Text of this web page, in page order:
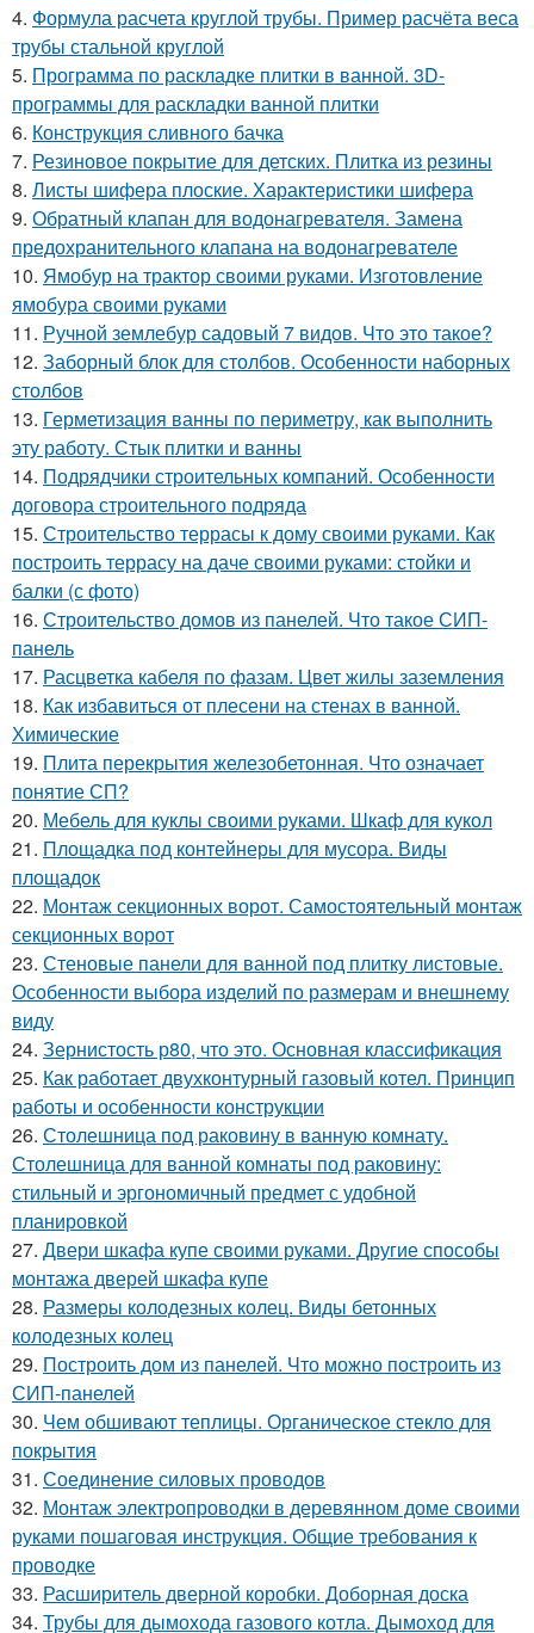
4. Формула расчета круглой трубы. Пример расчёта веса
трубы стальной круглой
5. Программа по раскладке плитки в ванной. 3D-
программы для раскладки ванной плитки
6. Конструкция сливного бачка
7. Резиновое покрытие для детских. Плитка из резины
8. Листы шифера плоские. Характеристики шифера
9. Обратный клапан для водонагревателя. Замена
предохранительного клапана на водонагревателе
10. Ямобур на трактор своими руками. Изготовление
ямобура своими руками
11. Ручной землебур садовый 7 видов. Что это такое?
12. Заборный блок для столбов. Особенности наборных
столбов
13. Герметизация ванны по периметру, как выполнить
эту работу. Стык плитки и ванны
14. Подрядчики строительных компаний. Особенности
договора строительного подряда
15. Строительство террасы к дому своими руками. Как
построить террасу на даче своими руками: стойки и
балки (с фото)
16. Строительство домов из панелей. Что такое СИП-
панель
17. Расцветка кабеля по фазам. Цвет жилы заземления
18. Как избавиться от плесени на стенах в ванной.
Химические
19. Плита перекрытия железобетонная. Что означает
понятие СП?
20. Мебель для куклы своими руками. Шкаф для кукол
21. Площадка под контейнеры для мусора. Виды
площадок
22. Монтаж секционных ворот. Самостоятельный монтаж
секционных ворот
23. Стеновые панели для ванной под плитку листовые.
Особенности выбора изделий по размерам и внешнему
виду
24. Зернистость р80, что это. Основная классификация
25. Как работает двухконтурный газовый котел. Принцип
работы и особенности конструкции
26. Столешница под раковину в ванную комнату.
Столешница для ванной комнаты под раковину:
стильный и эргономичный предмет с удобной
планировкой
27. Двери шкафа купе своими руками. Другие способы
монтажа дверей шкафа купе
28. Размеры колодезных колец. Виды бетонных
колодезных колец
29. Построить дом из панелей. Что можно построить из
СИП-панелей
30. Чем обшивают теплицы. Органическое стекло для
покрытия
31. Соединение силовых проводов
32. Монтаж электропроводки в деревянном доме своими
руками пошаговая инструкция. Общие требования к
проводке
33. Расширитель дверной коробки. Доборная доска
34. Трубы для дымохода газового котла. Дымоход для